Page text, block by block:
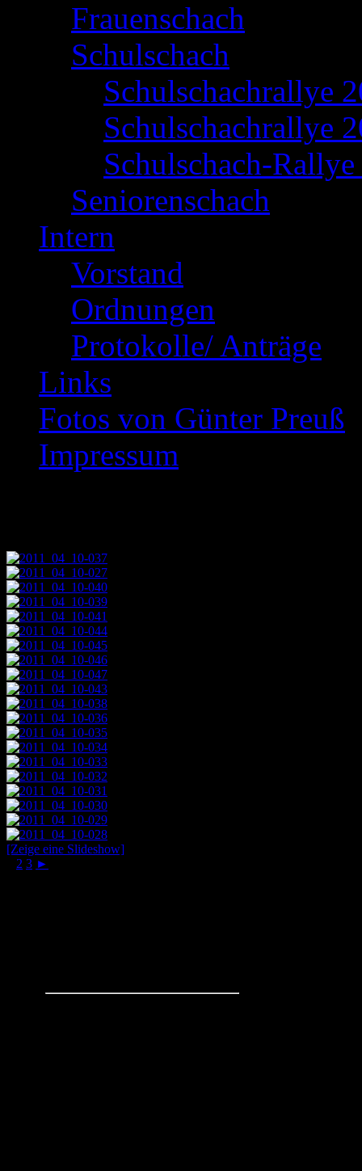
Frauenschach
Schulschach
Schulschachrallye
Schulschachrallye
Schulschach-
Seniorenschach
Intern
Vorstand
Ordnungen
Protokolle/ Anträge
Links
Fotos von Günter Preuß
Impressum
[Zeige eine Slideshow]
2 3 ►